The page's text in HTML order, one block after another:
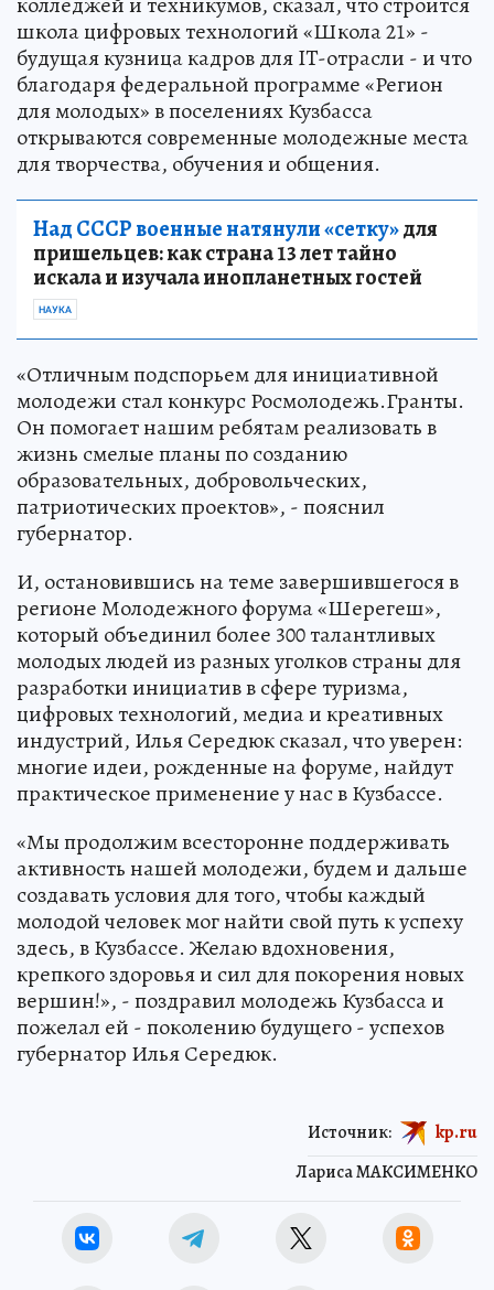
школа цифровых технологий «Школа 21» -
будущая кузница кадров для IT-отрасли - и что
благодаря федеральной программе «Регион
для молодых» в поселениях Кузбасса
открываются современные молодежные места
для творчества, обучения и общения.
Над СССР военные натянули «сетку»для
пришельцев: как страна 13 лет тайно
искала и изучала инопланетных гостей
НАУКА
«Отличным подспорьем для инициативной
молодежи стал конкурс Росмолодежь.Гранты.
Он помогает нашим ребятам реализовать в
жизнь смелые планы по созданию
образовательных, добровольческих,
патриотических проектов», - пояснил
губернатор.
И, остановившись на теме завершившегося в
регионе Молодежного форума «Шерегеш»,
который объединил более 300 талантливых
молодых людей из разных уголков страны для
разработки инициатив в сфере туризма,
цифровых технологий, медиа и креативных
индустрий, Илья Середюк сказал, что уверен:
многие идеи, рожденные на форуме, найдут
практическое применение у нас в Кузбассе.
«Мы продолжим всесторонне поддерживать
активность нашей молодежи, будем и дальше
создавать условия для того, чтобы каждый
молодой человек мог найти свой путь к успеху
здесь, в Кузбассе. Желаю вдохновения,
крепкого здоровья и сил для покорения новых
вершин!», - поздравил молодежь Кузбасса и
пожелал ей - поколению будущего - успехов
губернатор Илья Середюк.
Лариса МАКСИМЕНКО
Источник: kp.ru